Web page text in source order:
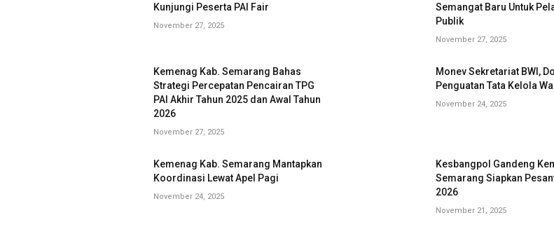
Kunjungi Peserta PAI Fair
November 27, 2025
Semangat Baru Untuk
Publik
November 27, 2025
Kemenag Kab. Semarang Bahas
Strategi Percepatan Pencairan TPG
PAI Akhir Tahun 2025 dan Awal Tahun
2026
November 27, 2025
Monev Sekretariat BWI,
Penguatan Tata Kelola
November 24, 2025
Kemenag Kab. Semarang Mantapkan
Koordinasi Lewat Apel Pagi
November 24, 2025
Kesbangpol Gandeng
Semarang Siapkan
2026
November 21, 2025